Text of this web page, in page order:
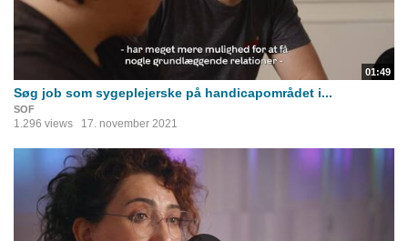
01:49
Søg job som sygeplejerske på handicapområdet i...
SOF
1.296 views 17. november 2021